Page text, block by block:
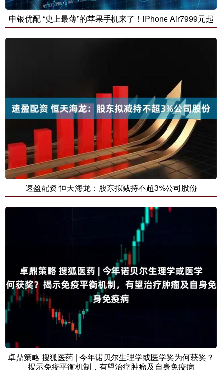
申银优配 “史上最薄”的苹果手机来了！iPhone Air7999元起
速盈配资 恒天海龙：股东拟减持不超3%公司股份
卓鼎策略 搜狐医药 | 今年诺贝尔生理学或医学奖为何获奖？
揭示免疫平衡机制，有望治疗肿瘤及自身免疫病